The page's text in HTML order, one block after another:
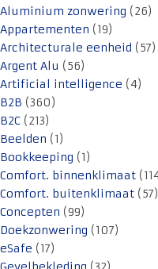
Aluminium zonwering (26)
Appartementen (19)
Architecturale eenheid (57)
Argent Alu (56)
Artificial intelligence (4)
B2B (360)
B2C (213)
Beelden (1)
Bookkeeping (1)
Comfort. binnenklimaat
Comfort. buitenklimaat (57)
Concepten (99)
Doekzonwering (107)
eSafe (17)